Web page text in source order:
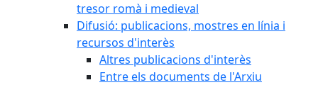
tresor romà i medieval
Difusió: publicacions, mostres en línia i
recursos d'interès
Altres publicacions d'interès
Entre els documents de l'Arxiu